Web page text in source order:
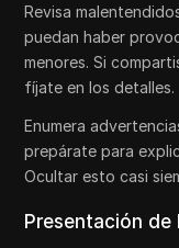
Revisa
puedan haber
menores. Si
fíjate en los detalles.
Enumera
prepárate para
Ocultar esto casi
Presentación de